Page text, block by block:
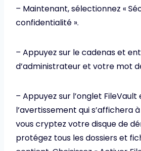
– Maintenant, sélectionnez «
confidentialité ».
– Appuyez sur le cadenas et
d’administrateur et votre mot
– Appuyez sur l’onglet FileVault
l’avertissement qui s’affichera
vous cryptez votre disque de
protégez tous les dossiers et